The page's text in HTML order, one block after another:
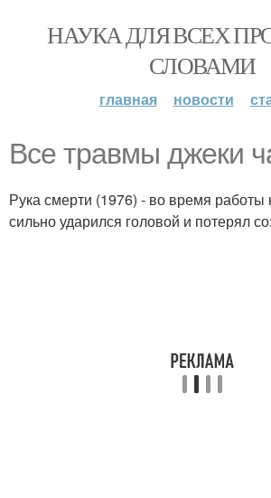
НАУКА ДЛЯ ВСЕХ
СЛОВАМИ
главная новости
Все травмы джеки
Рука смерти (1976) - во время работы
сильно ударился головой и потерял